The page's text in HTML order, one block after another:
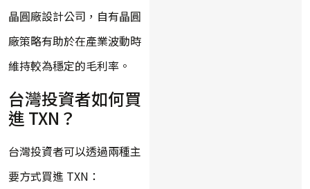
晶圓廠設計公司，自有晶圓
廠策略有助於在產業波動時
維持較為穩定的毛利率。
台灣投資者如何買
進 TXN？
台灣投資者可以透過兩種主
要方式買進 TXN：